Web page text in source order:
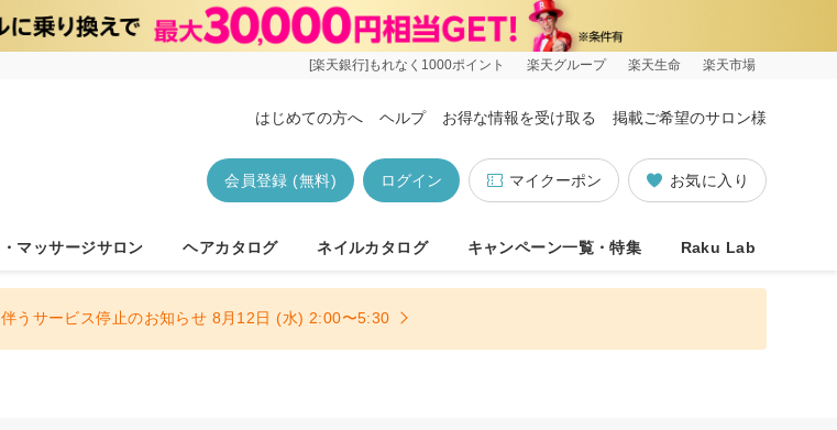
[楽天銀行]もれなく1000ポイント 楽天グループ 楽天生命 楽天市場
はじめての方へ ヘルプ お得な情報を受け取る 掲載ご希望のサロン様
お気に入り
マイクーポン
ログイン
会員登録 (無料)
マッサージサロン ヘアカタログ ネイルカタログ キャンペーン一覧・特集 Raku Lab
うサービス停止のお知らせ 8月12日 (水) 2:00〜5:30